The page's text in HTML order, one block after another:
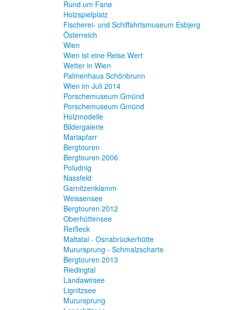
Rund um Fanø
Holzspielplatz
Fischerei- und Schiffahrtsmuseum Esbjerg
Österreich
Wien
Wien ist eine Reise Wert
Wetter in Wien
Palmenhaus Schönbrunn
Wien im Juli 2014
Porschemuseum Gmünd
Porschemuseum Gmünd
Holzmodelle
Bildergalerie
Mariapfarr
Bergtouren
Bergtouren 2006
Poludnig
Nassfeld
Garnitzenklamm
Weissensee
Bergtouren 2012
Oberhüttensee
Reißeck
Maltatal - Osnabrückerhütte
Murursprung - Schmalzscharte
Bergtouren 2013
Riedingtal
Landawirsee
Lignitzsee
Murursprung